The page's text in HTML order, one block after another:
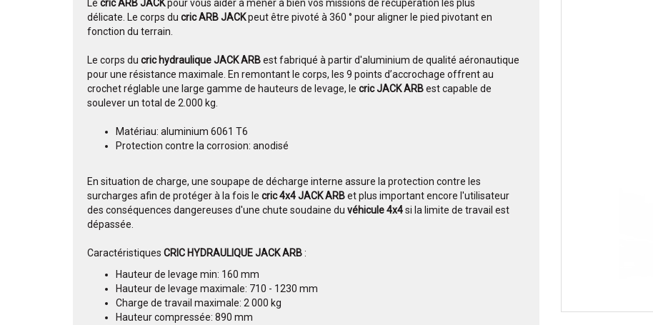
Le cric ARB JACKpour vous aider à mener à bien vos missions de récupération les plus
délicate. Le corps du cric ARB JACKpeut être pivoté à 360 ° pour aligner le pied pivotant en
fonction du terrain.
Le corps du cric hydraulique JACK ARBest fabriqué à partir d'aluminium de qualité aéronautique
pour une résistance maximale. En remontant le corps, les 9 points d’accrochage offrent au
crochet réglable une large gamme de hauteurs de levage, le cric JACK ARBest capable de
soulever un total de 2.000 kg.
Matériau: aluminium 6061 T6
Protection contre la corrosion: anodisé
En situation de charge, une soupape de décharge interne assure la protection contre les
surcharges afin de protéger à la fois le cric 4x4 JACK ARBet plus important encore l'utilisateur
des conséquences dangereuses d'une chute soudaine du véhicule 4x4si la limite de travail est
dépassée.
Caractéristiques CRIC HYDRAULIQUE JACK ARB:
Hauteur de levage min: 160 mm
Hauteur de levage maximale: 710 - 1230 mm
Charge de travail maximale: 2 000 kg
Hauteur compressée: 890 mm